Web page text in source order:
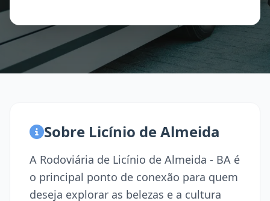
Sobre Licínio de Almeida
A Rodoviária de Licínio de Almeida - BA é
o principal ponto de conexão para quem
deseja explorar as belezas e a cultura